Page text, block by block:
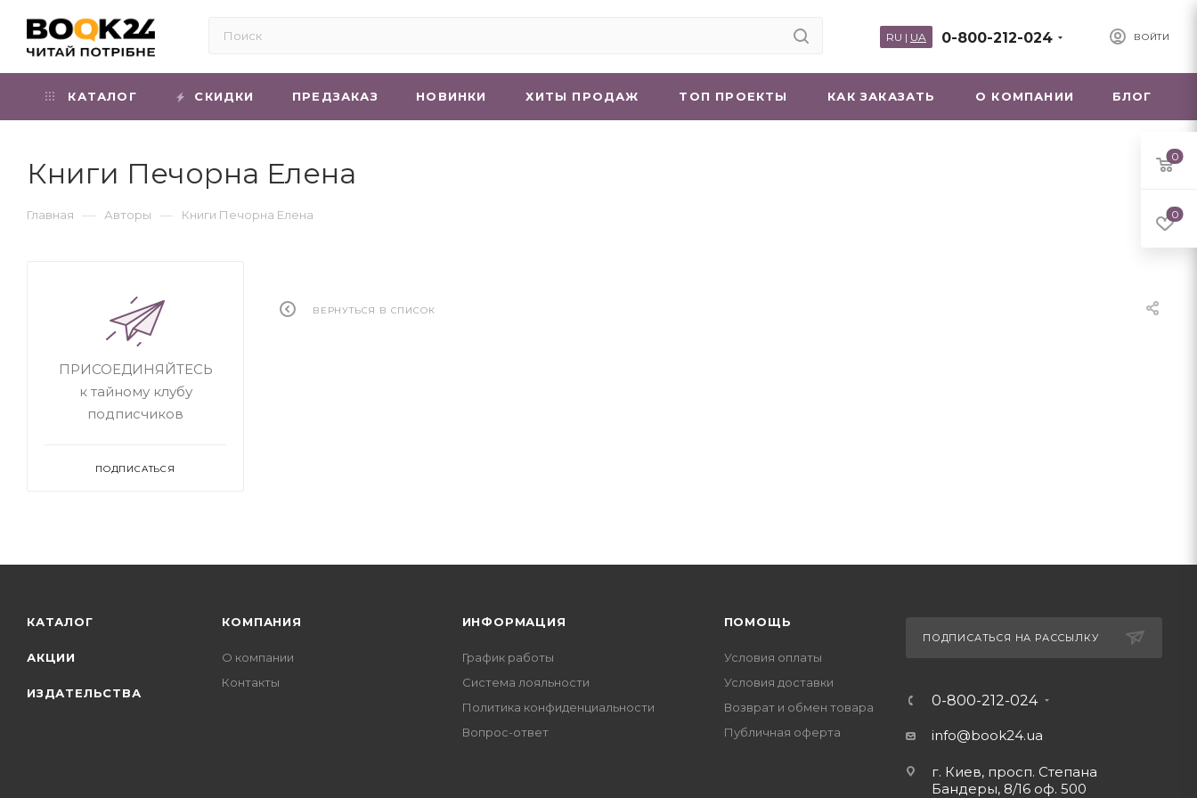
ВОЙТИ
0-800-212-024
RU | UA
КАТАЛОГ СКИДКИ ПРЕДЗАКАЗ НОВИНКИ ХИТЫ ПРОДАЖ ТОП ПРОЕКТЫ КАК ЗАКАЗАТЬ О КОМПАНИИ БЛОГ
Книги Печорна Елена
Главная — Авторы — Книги Печорна Елена
ВЕРНУТЬСЯ В СПИСОК
ПРИСОЕДИНЯЙТЕСЬ
к тайному клубу
подписчиков
ПОДПИСАТЬСЯ
КАТАЛОГ
АКЦИИ
ИЗДАТЕЛЬСТВА
КОМПАНИЯ
О компании
Контакты
ИНФОРМАЦИЯ
График работы
Система лояльности
Политика конфиденциальности
Вопрос-ответ
ПОМОЩЬ
Условия оплаты
Условия доставки
Возврат и обмен товара
Публичная оферта
ПОДПИСАТЬСЯ НА РАССЫЛКУ
0-800-212-024
info@book24.ua
г. Киев, просп. Степана
Бандеры, 8/16 оф. 500
0
0